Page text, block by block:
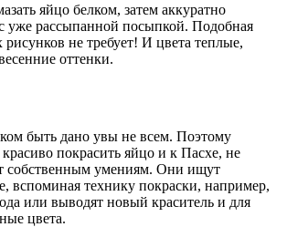
яйцо белком, затем аккуратно
уже рассыпанной посыпкой. Подобная
рисунков не требует! И цвета теплые,
оттенки.
быть дано увы не всем. Поэтому
покрасить яйцо и к Пасхе, не
собственным умениям. Они ищут
вспоминая технику покраски, например,
или выводят новый краситель и для
цвета.